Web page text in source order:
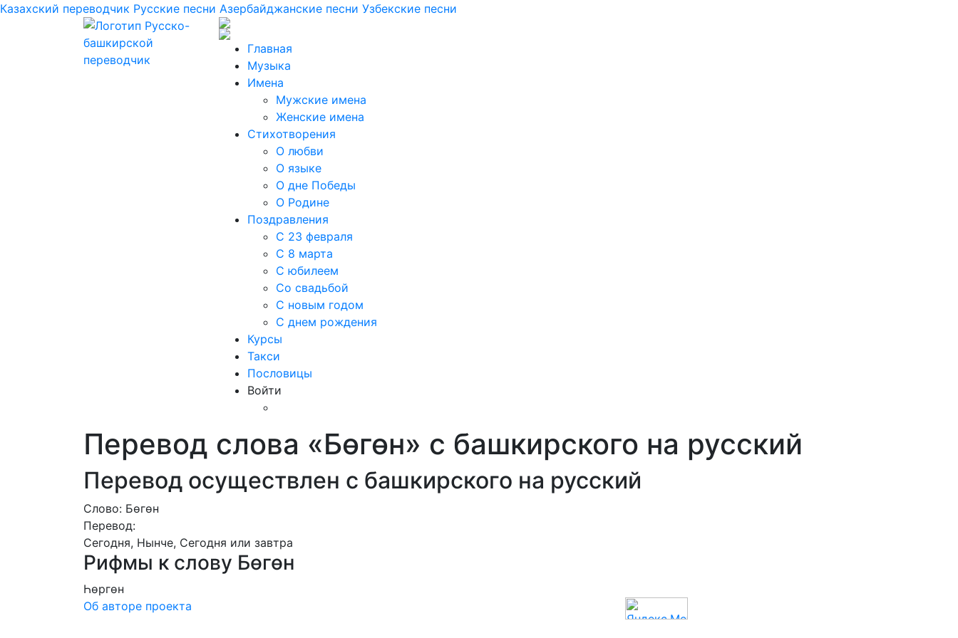
Казахский переводчик Русские песни Азербайджанские песни Узбекские песни
Главная
Музыка
Имена
Мужские имена
Женские имена
Стихотворения
О любви
О языке
О дне Победы
О Родине
Поздравления
С 23 февраля
С 8 марта
С юбилеем
Со свадьбой
С новым годом
С днем рождения
Курсы
Такси
Пословицы
Войти
Перевод слова «Бөгөн» с башкирского на русский
Перевод осуществлен с башкирского на русский
Слово: Бөгөн
Перевод:
Сегодня, Нынче, Сегодня или завтра
Рифмы к слову Бөгөн
Һөргөн
Об авторе проекта